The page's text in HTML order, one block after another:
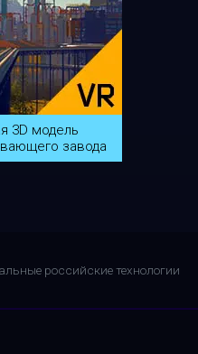
3D модель
завода
российские технологии